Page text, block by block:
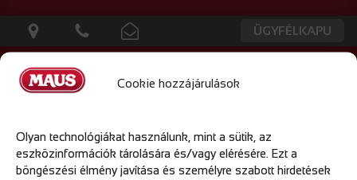
Cookie hozzájárulások
Olyan technológiákat használunk, mint a sütik, az
eszközinformációk tárolására és/vagy elérésére. Ezt a
böngészési élmény javítása és személyre szabott hirdetések
ÜGYFÉLKAPU